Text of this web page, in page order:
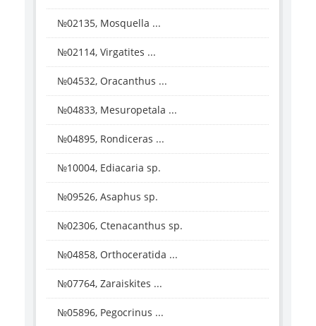
№02135, Mosquella ...
№02114, Virgatites ...
№04532, Oracanthus ...
№04833, Mesuropetala ...
№04895, Rondiceras ...
№10004, Ediacaria sp.
№09526, Asaphus sp.
№02306, Ctenacanthus sp.
№04858, Orthoceratida ...
№07764, Zaraiskites ...
№05896, Pegocrinus ...